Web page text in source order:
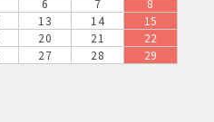
13 14
15
20 21
22
27 28
29